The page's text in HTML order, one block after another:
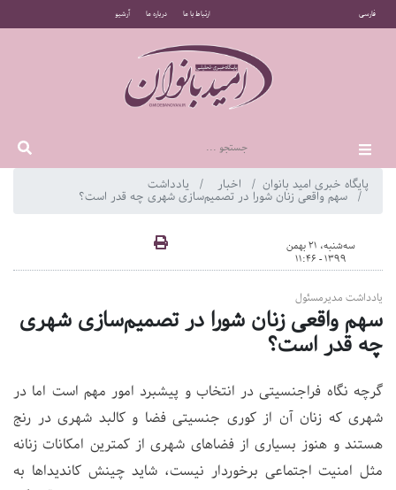
فارسی ارتباط با ما درباره ما آرشیو
پایگاه خبری امید بانوان اخبار یادداشت
سهم واقعی زنان شورا در تصمیم‌سازی شهری چه قدر است؟
سه‌شنبه، 21 بهمن
1399 - 11:46
یادداشت مدیرمسئول
سهم واقعی زنان شورا در تصمیم‌سازی شهری
چه قدر است؟
گرچه نگاه فراجنسیتی در انتخاب و پیشبرد امور مهم است اما در
شهری که زنان آن از کوری جنسیتی فضا و کالبد شهری در رنج
هستند و هنوز بسیاری از فضاهای شهری از کمترین امکانات زنانه
مثل امنیت اجتماعی برخوردار نیست، شاید چینش کاندیداها به